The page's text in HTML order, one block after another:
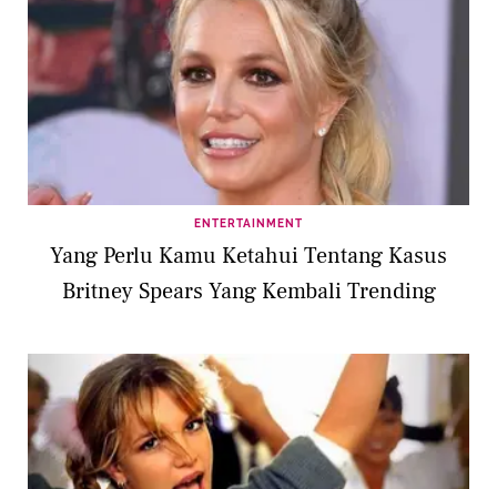
ENTERTAINMENT
Yang Perlu Kamu Ketahui Tentang Kasus
Britney Spears Yang Kembali Trending